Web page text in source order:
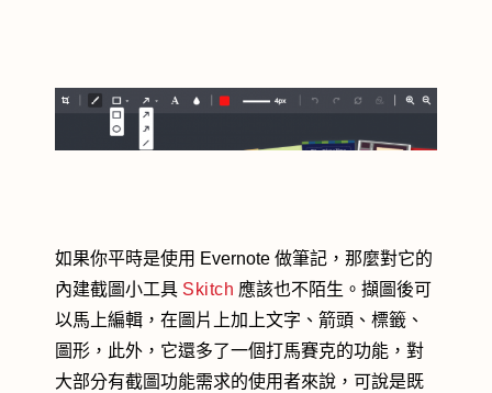
如果你平時是使用 Evernote 做筆記，那麼對它的
內建截圖小工具 Skitch 應該也不陌生。擷圖後可
以馬上編輯，在圖片上加上文字、箭頭、標籤、
圖形，此外，它還多了一個打馬賽克的功能，對
大部分有截圖功能需求的使用者來說，可說是既